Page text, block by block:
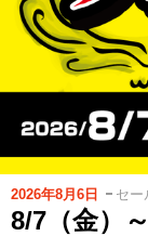
2026年8月6日 セー
8/7（金）